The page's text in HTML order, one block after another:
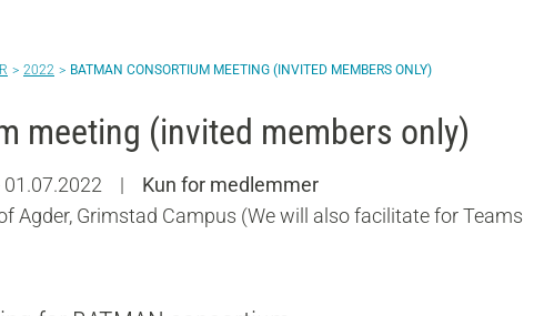
2022 BATMAN CONSORTIUM MEETING (INVITED MEMBERS ONLY)
meeting (invited members only)
|
Kun for medlemmer
Agder, Grimstad Campus (We will also facilitate for Teams